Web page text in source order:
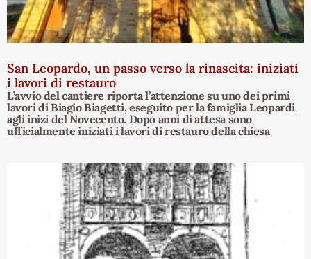
San Leopardo, un passo verso la rinascita: iniziati
i lavori di restauro
L’avvio del cantiere riporta l’attenzione su uno dei primi
lavori di Biagio Biagetti, eseguito per la famiglia Leopardi
agli inizi del Novecento. Dopo anni di attesa sono
ufficialmente iniziati i lavori di restauro della chiesa